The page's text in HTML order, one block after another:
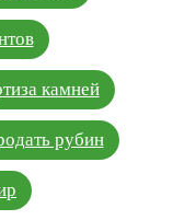
камней
рубин